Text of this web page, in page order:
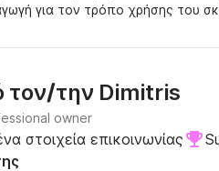
για τον τρόπο χρήσης του
τον/την Dimitris
owner
στοιχεία επικοινωνίας